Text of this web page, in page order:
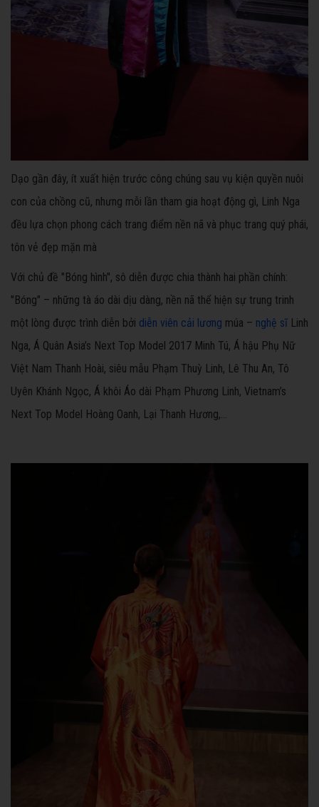
Dạo gần đây, ít xuất hiện trước công chúng sau vụ kiện quyền nuôi
con của chồng cũ, nhưng mỗi lần tham gia hoạt động gì, Linh Nga
đều lựa chọn phong cách trang điểm nền nã và phục trang quý phái,
tôn vẻ đẹp mặn mà
Với chủ đề "Bóng hình", sô diễn được chia thành hai phần chính:
"Bóng" – những tà áo dài dịu dàng, nền nã thể hiện sự trung trinh
một lòng được trình diễn bởi diễn viên cải lương múa – nghệ sĩ Linh
Nga, Á Quân Asia’s Next Top Model 2017 Minh Tú, Á hậu Phụ Nữ
Việt Nam Thanh Hoài, siêu mẫu Phạm Thuỳ Linh, Lê Thu An, Tô
Uyên Khánh Ngọc, Á khôi Áo dài Phạm Phương Linh, Vietnam’s
Next Top Model Hoàng Oanh, Lại Thanh Hương,…